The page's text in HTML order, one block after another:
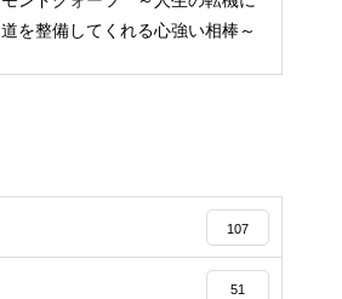
道を整備してくれる心強い相棒～
107
51